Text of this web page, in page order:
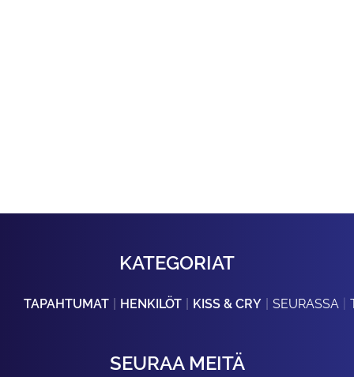
KATEGORIAT
TAPAHTUMAT HENKILÖT KISS & CRY SEURASSA
SEURAA MEITÄ